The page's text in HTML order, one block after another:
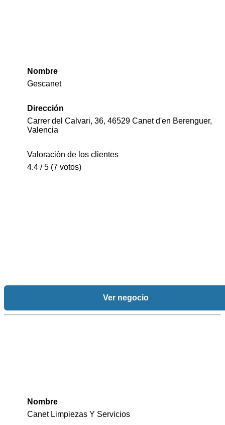
Nombre
Gescanet
Dirección
Carrer del Calvari, 36, 46529 Canet d'en Berenguer,
Valencia
Valoración de los clientes
4.4 / 5 (7 votos)
Ver negocio
Nombre
Canet Limpiezas Y Servicios